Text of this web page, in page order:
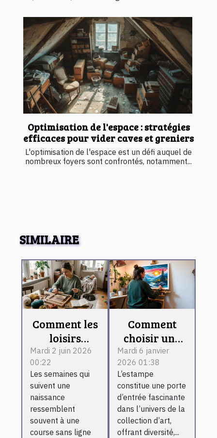
Optimisation de l'espace : stratégies
efficaces pour vider caves et greniers
L'optimisation de l'espace est un défi auquel de
nombreux foyers sont confrontés, notamment...
SIMILAIRE
Comment les
loisirs
créatifs
changent la
vie des
jeunes
mamans
fatiguées
Mardi 2 juin 2026
00:22
Les semaines qui
suivent une
naissance
ressemblent
souvent à une
course sans ligne
Comment
choisir une
estampe
pour débuter
une
collection
d'art ?
Mardi 6 janvier
2026 01:38
L’estampe
constitue une porte
d’entrée fascinante
dans l’univers de la
collection d’art,
offrant diversité,...